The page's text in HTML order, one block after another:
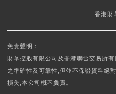
香港財
免責聲明：
財華控股有限公司及香港聯合交易所
之準確性及可靠性,但並不保證資料絕
損失,本公司概不負責。